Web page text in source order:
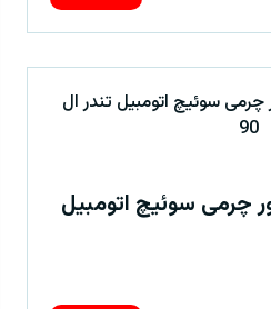
چرمی سوئیچ اتومبیل